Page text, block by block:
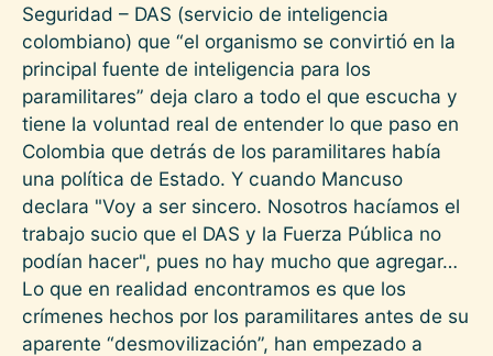
Seguridad – DAS (servicio de inteligencia
colombiano) que “el organismo se convirtió en la
principal fuente de inteligencia para los
paramilitares” deja claro a todo el que escucha y
tiene la voluntad real de entender lo que paso en
Colombia que detrás de los paramilitares había
una política de Estado. Y cuando Mancuso
declara "Voy a ser sincero. Nosotros hacíamos el
trabajo sucio que el DAS y la Fuerza Pública no
podían hacer", pues no hay mucho que agregar…
Lo que en realidad encontramos es que los
crímenes hechos por los paramilitares antes de su
aparente “desmovilización”, han empezado a